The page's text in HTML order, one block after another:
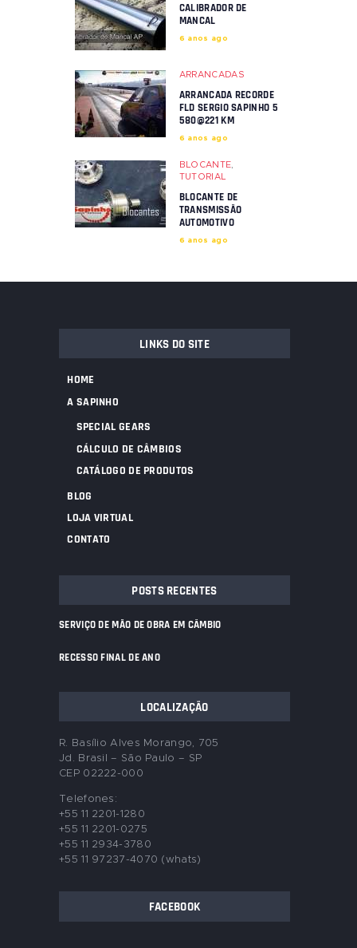
CALIBRADOR DE
MANCAL
6 anos ago
ARRANCADAS
ARRANCADA RECORDE
FLD SERGIO SAPINHO 5
580@221 KM
6 anos ago
BLOCANTE,
TUTORIAL
BLOCANTE DE
TRANSMISSÃO
AUTOMOTIVO
6 anos ago
LINKS DO SITE
HOME
A SAPINHO
SPECIAL GEARS
CÁLCULO DE CÂMBIOS
CATÁLOGO DE PRODUTOS
BLOG
LOJA VIRTUAL
CONTATO
POSTS RECENTES
SERVIÇO DE MÃO DE OBRA EM CÂMBIO
RECESSO FINAL DE ANO
LOCALIZAÇÃO
R. Basílio Alves Morango, 705
Jd. Brasil – São Paulo – SP
CEP 02222-000
Telefones:
+55 11 2201-1280
+55 11 2201-0275
+55 11 2934-3780
+55 11 97237-4070 (whats)
FACEBOOK